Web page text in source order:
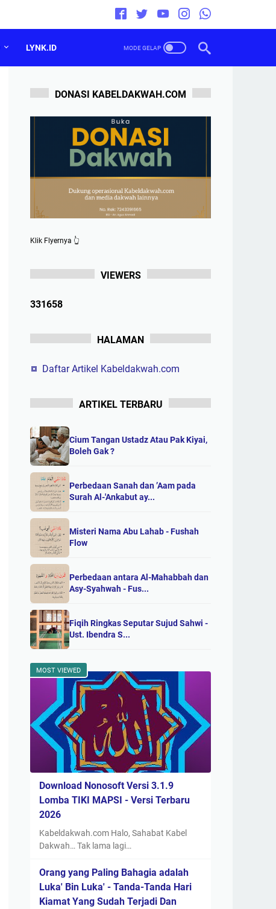
LYNK.ID
DONASI KABELDAKWAH.COM
Klik Flyernya 👆
VIEWERS
331658
HALAMAN
Daftar Artikel Kabeldakwah.com
ARTIKEL TERBARU
Cium Tangan Ustadz Atau Pak Kiyai,
Boleh Gak ?
Perbedaan Sanah dan ’Aam pada
Surah Al-'Ankabut ay...
Misteri Nama Abu Lahab - Fushah
Flow
Perbedaan antara Al-Mahabbah dan
Asy-Syahwah - Fus...
Fiqih Ringkas Seputar Sujud Sahwi -
Ust. Ibendra S...
MOST VIEWED
Download Nonosoft Versi 3.1.9
Lomba TIKI MAPSI - Versi Terbaru
2026
Kabeldakwah.com Halo, Sahabat Kabel
Dakwah… Tak lama lagi…
Orang yang Paling Bahagia adalah
Luka' Bin Luka' - Tanda-Tanda Hari
Kiamat Yang Sudah Terjadi Dan